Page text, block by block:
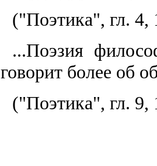
("Поэтика", гл. 4,
...Поэзия
говорит более об
("Поэтика", гл. 9,